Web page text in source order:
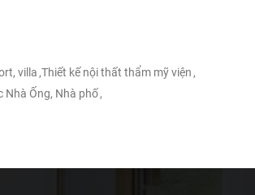
villa ,Thiết kế nội thất thẩm mỹ viện ,
Nhà Ống, Nhà phố,